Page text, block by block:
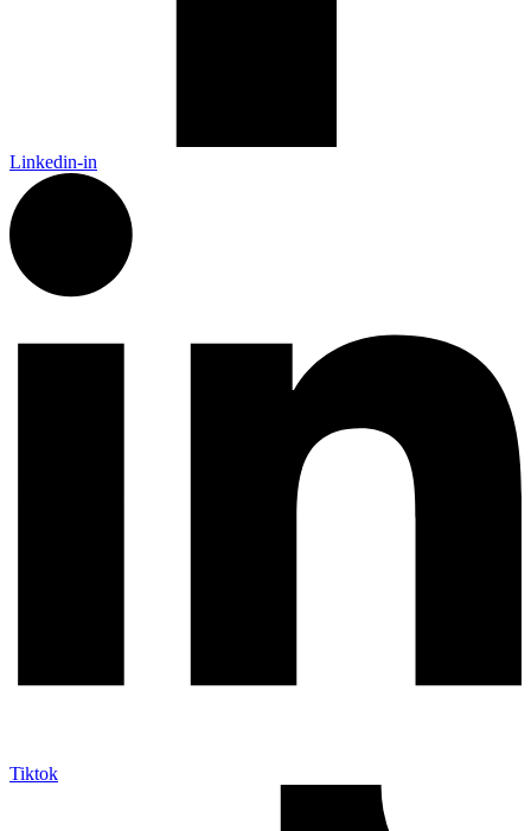
Linkedin-in
Tiktok